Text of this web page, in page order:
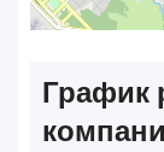
График